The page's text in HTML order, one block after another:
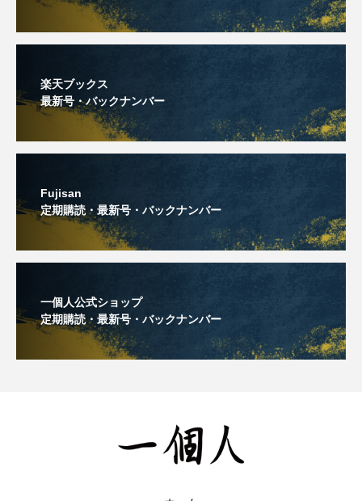
楽天ブックス
最新号・バックナンバー
Fujisan
定期購読・最新号・バックナンバー
一個人公式ショップ
定期購読・最新号・バックナンバー